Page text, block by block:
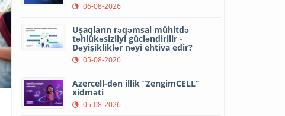
06-08-2026
Uşaqların rəqəmsal mühitdə
təhlükəsizliyi gücləndirilir -
Dəyişikliklər nəyi ehtiva edir?
05-08-2026
Azercell-dən illik “ZengimCELL”
xidməti
05-08-2026